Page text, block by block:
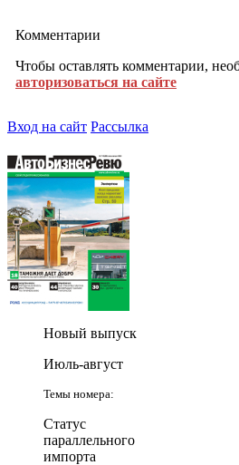
Комментарии
Чтобы оставлять комментарии,
авторизоваться на сайте
Вход на сайт Рассылка
Новый выпуск
Июль-август
Темы номера:
Статус
параллельного
импорта